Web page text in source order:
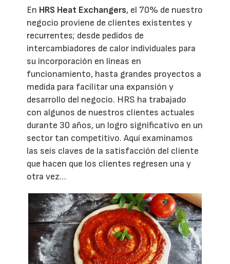
En HRS Heat Exchangers, el 70% de nuestro
negocio proviene de clientes existentes y
recurrentes; desde pedidos de
intercambiadores de calor individuales para
su incorporación en líneas en
funcionamiento, hasta grandes proyectos a
medida para facilitar una expansión y
desarrollo del negocio. HRS ha trabajado
con algunos de nuestros clientes actuales
durante 30 años, un logro significativo en un
sector tan competitivo. Aquí examinamos
las seis claves de la satisfacción del cliente
que hacen que los clientes regresen una y
otra vez…